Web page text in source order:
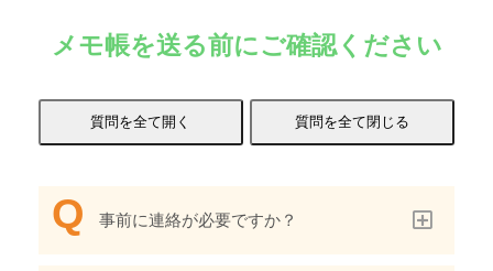
メモ帳を送る前にご確認ください
事前に連絡が必要ですか？